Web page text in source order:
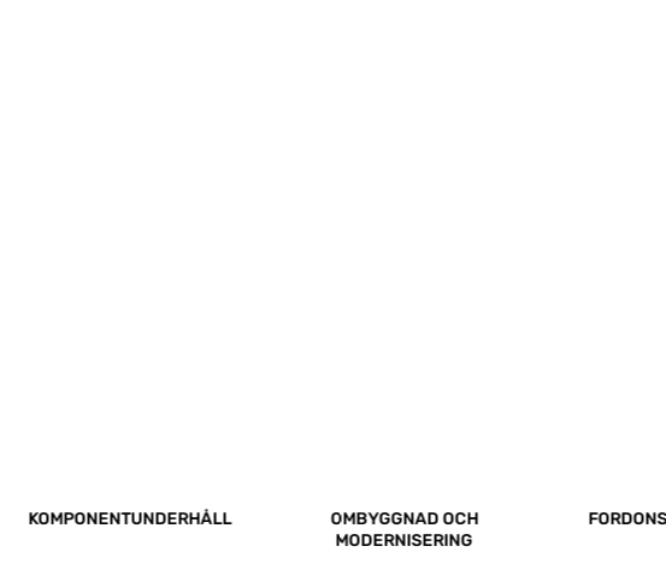
KOMPONENTUNDERHÅLL
OMBYGGNAD OCH
MODERNISERING